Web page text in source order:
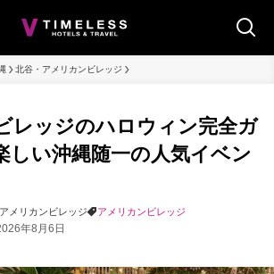
北谷・アメリカンビレッジ
レッジのハロウィン完全ガ
しい沖縄随一の人気イベン
メリカンビレッジ アメリカンビレッジ
年8月6日